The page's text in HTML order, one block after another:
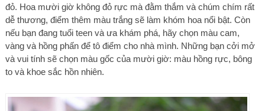
đỏ. Hoa mười giờ không đỏ rực mà đằm thắm và chúm chím rất
dễ thương, điểm thêm màu trắng sẽ làm khóm hoa nổi bật. Còn
nếu bạn đang tuổi teen và ưa khám phá, hãy chọn màu cam,
vàng và hồng phấn để tô điểm cho nhà mình. Những bạn cởi mở
và vui tính sẽ chọn màu gốc của mười giờ: màu hồng rực, bông
to và khoe sắc hồn nhiên.